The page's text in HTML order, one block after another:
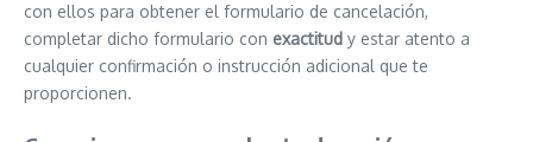
con ellos para obtener el formulario de cancelación,
completar dicho formulario con exactitud y estar atento a
cualquier confirmación o instrucción adicional que te
proporcionen.